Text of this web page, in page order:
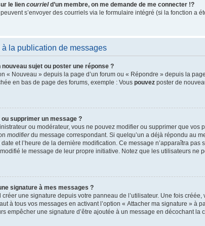
le lien courrield’un membre, on me demande de me connecter !?
s’envoyer des courriels via le formulaire intégré (si la fonction a
la publication de messages
sujet ou poster une réponse ?
« Nouveau » depuis la page d’un forum ou « Répondre » depuis la
en bas de page des forums, exemple : Vous pouvez poster de
supprimer un message ?
ou modérateur, vous ne pouvez modifier ou supprimer que
modifierdu message correspondant. Si quelqu’un a déjà répondu au
et l’heure de la dernière modification. Ce message n’apparaîtra
le message de leur propre initiative. Notez que les utilisateurs ne
signature à mes messages ?
créer une signature depuis votre panneau de l’utilisateur. Une fois
à tous vos messages en activant l’option « Attacher ma signature » à
empêcher une signature d’être ajoutée à un message en décochant la